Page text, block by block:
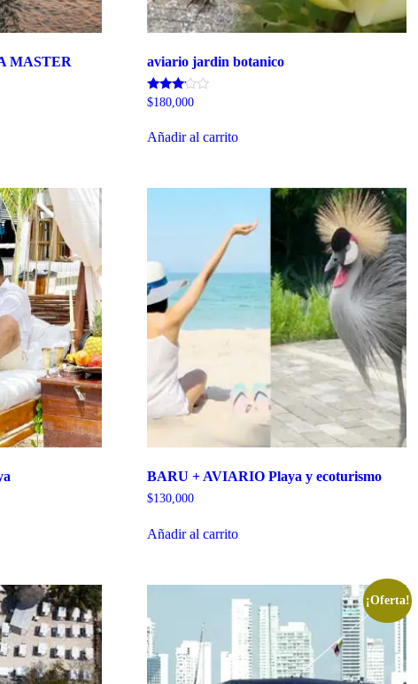
MASTER aviario jardin botanico
Valorado
de 5
$180,000
Añadir al carrito
BARU + AVIARIO Playa y ecoturismo
$130,000
Añadir al carrito
¡Oferta!